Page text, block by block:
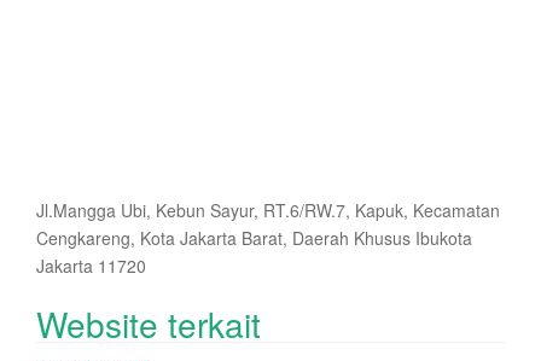
Jl.Mangga Ubi, Kebun Sayur, RT.6/RW.7, Kapuk, Kecamatan
Cengkareng, Kota Jakarta Barat, Daerah Khusus Ibukota
Jakarta 11720
Website terkait